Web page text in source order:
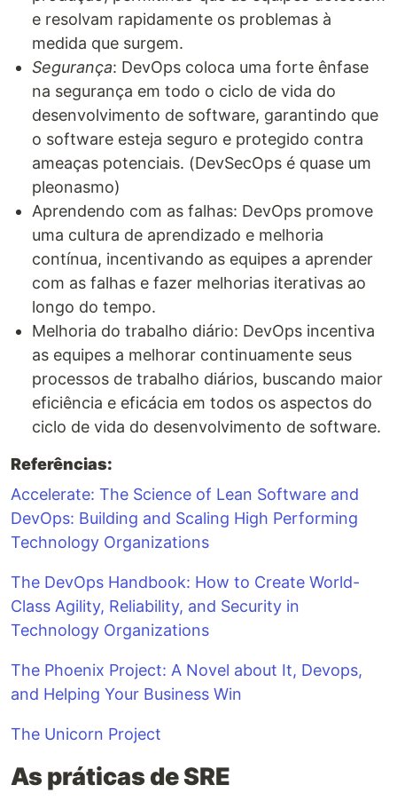
e resolvam rapidamente os problemas à
medida que surgem.
Segurança: DevOps coloca uma forte ênfase
na segurança em todo o ciclo de vida do
desenvolvimento de software, garantindo que
o software esteja seguro e protegido contra
ameaças potenciais. (DevSecOps é quase um
pleonasmo)
Aprendendo com as falhas: DevOps promove
uma cultura de aprendizado e melhoria
contínua, incentivando as equipes a aprender
com as falhas e fazer melhorias iterativas ao
longo do tempo.
Melhoria do trabalho diário: DevOps incentiva
as equipes a melhorar continuamente seus
processos de trabalho diários, buscando maior
eficiência e eficácia em todos os aspectos do
ciclo de vida do desenvolvimento de software.
Referências:
Accelerate: The Science of Lean Software and
DevOps: Building and Scaling High Performing
Technology Organizations
The DevOps Handbook: How to Create World-
Class Agility, Reliability, and Security in
Technology Organizations
The Phoenix Project: A Novel about It, Devops,
and Helping Your Business Win
The Unicorn Project
As práticas de SRE